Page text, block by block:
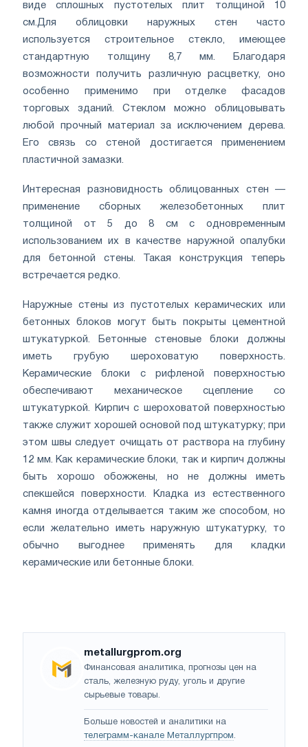
виде сплошных пустотелых плит толщиной 10
см. Для облицовки наружных стен часто
используется строительное стекло, имеющее
стандартную толщину 8,7 мм. Благодаря
возможности получить различную расцветку, оно
особенно применимо при отделке фасадов
торговых зданий. Стеклом можно облицовывать
любой прочный материал за исключением дерева.
Его связь со стеной достигается применением
пластичной замазки.
Интересная разновидность облицованных стен —
применение сборных железобетонных плит
толщиной от 5 до 8 см с одновременным
использованием их в качестве наружной опалубки
для бетонной стены. Такая конструкция теперь
встречается редко.
Наружные стены из пустотелых керамических или
бетонных блоков могут быть покрыты цементной
штукатуркой. Бетонные стеновые блоки должны
иметь грубую шероховатую поверхность.
Керамические блоки с рифленой поверхностью
обеспечивают механическое сцепление со
штукатуркой. Кирпич с шероховатой поверхностью
также служит хорошей основой под штукатурку; при
этом швы следует очищать от раствора на глубину
12 мм. Как керамические блоки, так и кирпич должны
быть хорошо обожжены, но не должны иметь
спекшейся поверхности. Кладка из естественного
камня иногда отделывается таким же способом, но
если желательно иметь наружную штукатурку, то
обычно выгоднее применять для кладки
керамические или бетонные блоки.
metallurgprom.org
Финансовая аналитика, прогнозы цен на
сталь, железную руду, уголь и другие
сырьевые товары.
Больше новостей и аналитики на
телеграмм-канале Металлургпром.